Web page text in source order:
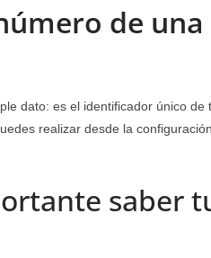
de una
dato: es el identificador único
realizar desde la
saber